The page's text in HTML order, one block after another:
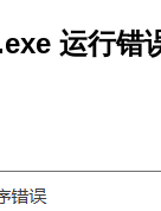
运行错